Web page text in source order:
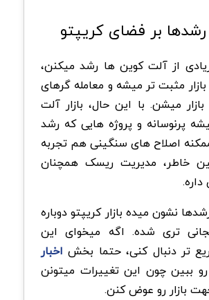
رشدها بر فضای کریپتو
از آلت کوین ها رشد میکنن،
مثبت تر میشه و معامله گرهای
میشن. با این حال، بازار آلت
پرنوسانه و پروژه هایی که رشد
اصلاح های سنگینی هم تجربه
خاطر، مدیریت ریسک همچنان
نشون میده بازار کریپتو دوباره
تری شده. اگه میخوای این
تر دنبال کنی، حتما بخش اخبار
ببین چون این تغییرات میتونن
بازار رو عوض کنن.